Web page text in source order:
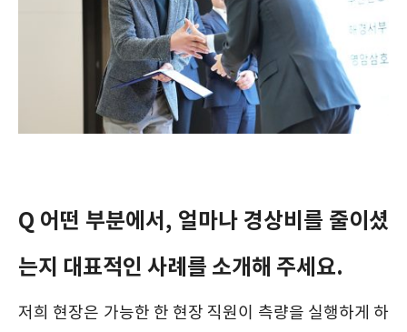
Q 어떤 부분에서, 얼마나 경상비를 줄이셨
는지 대표적인 사례를 소개해 주세요.
저희 현장은 가능한 한 현장 직원이 측량을 실행하게 하